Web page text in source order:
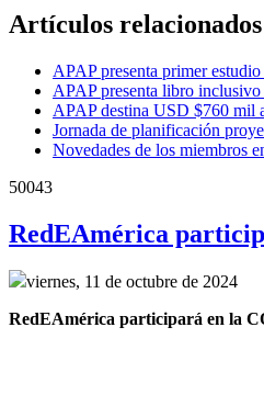
Artículos relacionados
APAP presenta primer
APAP presenta libro
APAP destina USD $760 mil
Jornada de planificación
Novedades de los miembros
50043
RedEAmérica
viernes, 11 de octubre de 2024
RedEAmérica participará en la